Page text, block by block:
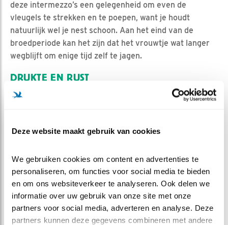
Deze website maakt gebruik van cookies
We gebruiken cookies om content en advertenties te
personaliseren, om functies voor social media te bieden
en om ons websiteverkeer te analyseren. Ook delen we
informatie over uw gebruik van onze site met onze
partners voor social media, adverteren en analyse. Deze
partners kunnen deze gegevens combineren met andere
deze intermezzo’s een gelegenheid om even de
vleugels te strekken en te poepen, want je houdt
natuurlijk wel je nest schoon. Aan het eind van de
broedperiode kan het zijn dat het vrouwtje wat langer
wegblijft om enige tijd zelf te jagen.
DRUKTE EN RUST
Voor het mannetje is dit een drukke tijd, want hij moet
minimaal vijf muizen moet brengen. Voor het vrouwtje
naast het broeden de beschikbare tijd gebruikt om haar
verenpak te onderhouden door te poetsen of een dutje
te doen.
En wil jij ook bijdragen aan het onderzoek naar het
foerageergedrag van de Torenvalken? Dat kan